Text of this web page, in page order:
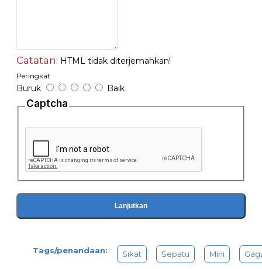
Catatan: HTML tidak diterjemahkan!
Peringkat
Buruk Baik
Captcha
Lanjutkan
Tags/penandaan: Sikat Sepatu Mini